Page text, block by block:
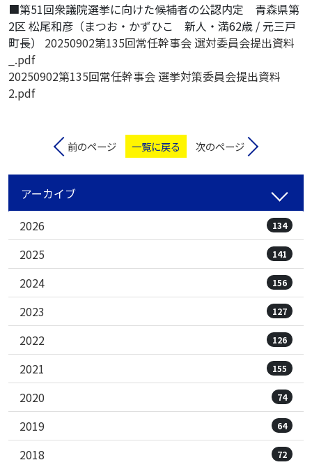
■第51回衆議院選挙に向けた候補者の公認内定 青森県第
2区 松尾和彦（まつお・かずひこ 新人・満62歳 / 元三戸
町長） 20250902第135回常任幹事会 選対委員会提出資料
_.pdf
20250902第135回常任幹事会 選挙対策委員会提出資料
2.pdf
前のページ 一覧に戻る 次のページ
アーカイブ
2026
134
2025 141
2024 156
2023 127
2022 126
2021 155
2020 74
2019 64
2018 72